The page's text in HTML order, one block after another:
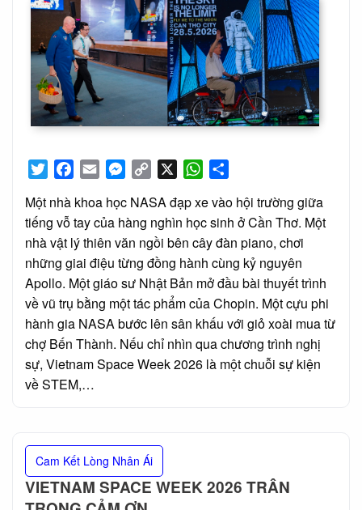
TwitterFacebook
Email Messenger
Copy
WhatsApp
Một nhà khoa học NASA đạp xe vào hội trường giữa
tiếng vỗ tay của hàng nghìn học sinh ở Cần Thơ. Một
nhà vật lý thiên văn ngồi bên cây đàn piano, chơi
những giai điệu từng đồng hành cùng kỷ nguyên
Apollo. Một giáo sư Nhật Bản mở đầu bài thuyết trình
về vũ trụ bằng một tác phẩm của Chopin. Một cựu phi
hành gia NASA bước lên sân khấu với giỏ xoài mua từ
chợ Bến Thành. Nếu chỉ nhìn qua chương trình nghị
sự, Vietnam Space Week 2026 là một chuỗi sự kiện
về STEM,…
Cam Kết Lòng Nhân Ái
VIETNAM SPACE WEEK 2026 TRÂN